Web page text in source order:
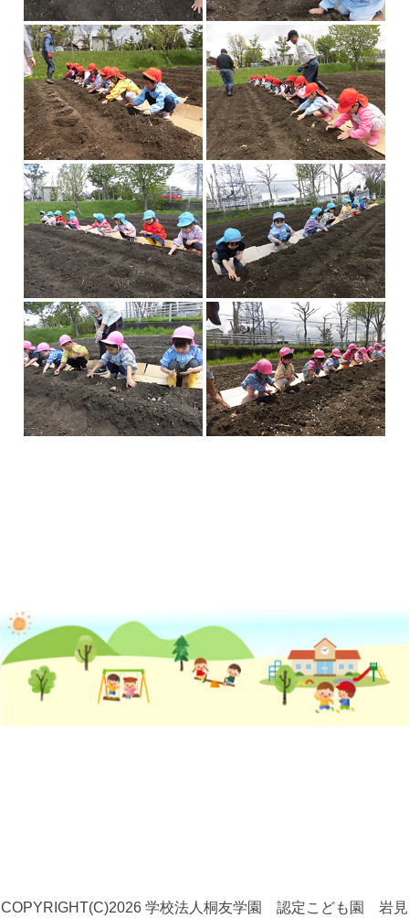
COPYRIGHT(C)2026 学校法人桐友学園 認定こども園 岩見